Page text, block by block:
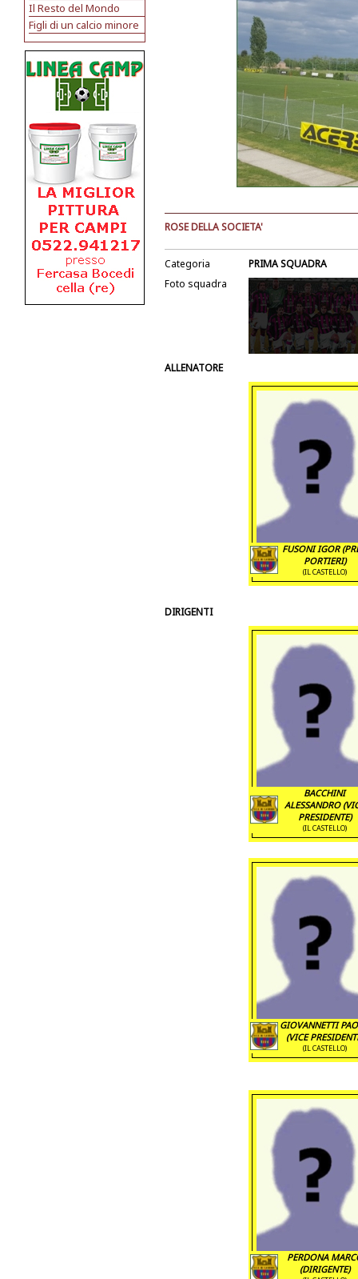
Il Resto del Mondo
Figli di un calcio minore
ROSE DELLA SOCIETA'
Categoria
PRIMA SQUADRA
Foto squadra
ALLENATORE
FUSONI IGOR
PORTIERI)
(IL CASTELLO)
DIRIGENTI
BACCHINI
ALESSANDRO
PRESIDENTE)
(IL CASTELLO)
GIOVANNETTI
(VICE
(IL CASTELLO)
PERDONA
(DIRIGENTE)